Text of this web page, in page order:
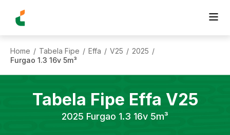
Home / Tabela Fipe / Effa / V25 / 2025 /
Furgao 1.3 16v 5m³
Tabela Fipe Effa V25
2025 Furgao 1.3 16v 5m³